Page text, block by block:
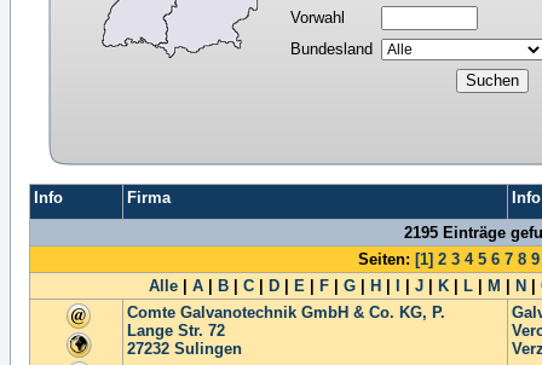
Vorwahl
Bundesland
Info Firma
2195 Einträge
Seiten: [1] 2 3 4 5 6 7 8 9
Alle
A B C D E F G H J K L M N
Comte Galvanotechnik GmbH & Co. KG, P.
Lange Str. 72
27232 Sulingen